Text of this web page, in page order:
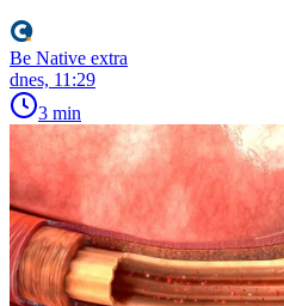
Be Native extra
dnes, 11:29
3 min